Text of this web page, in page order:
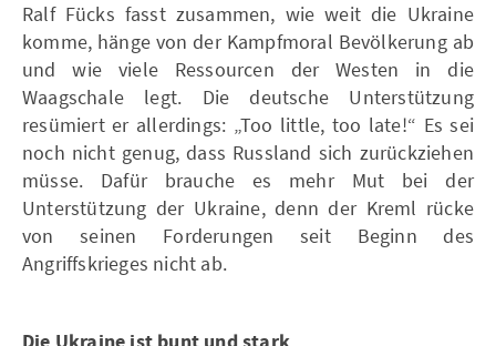
Ralf Fücks fasst zusammen, wie weit die Ukraine
komme, hänge von der Kampfmoral Bevölkerung ab
und wie viele Ressourcen der Westen in die
Waagschale legt. Die deutsche Unterstützung
resümiert er allerdings: „Too little, too late!“ Es sei
noch nicht genug, dass Russland sich zurückziehen
müsse. Dafür brauche es mehr Mut bei der
Unterstützung der Ukraine, denn der Kreml rücke
von seinen Forderungen seit Beginn des
Angriffskrieges nicht ab.